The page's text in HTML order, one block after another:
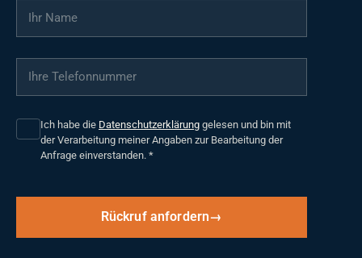
Ihr Name
Ihre Telefonnummer
Ich habe die Datenschutzerklärung gelesen und bin mit
der Verarbeitung meiner Angaben zur Bearbeitung der
Anfrage einverstanden. *
Rückruf anfordern